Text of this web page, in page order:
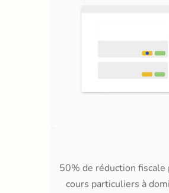
50% de réduction fiscale
cours particuliers à